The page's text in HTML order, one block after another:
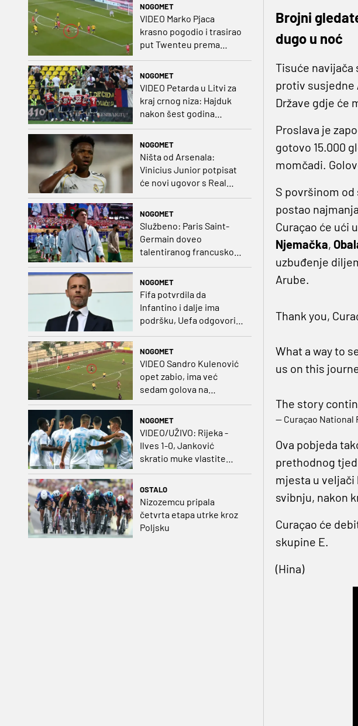
NOGOMET
VIDEO Marko Pjaca
krasno pogodio i trasirao
put Twenteu prema
NOGOMET
VIDEO Petarda u Litvi za
kraj crnog niza: Hajduk
nakon šest godina
pobijedio na europskom
NOGOMET
Ništa od Arsenala:
Vinicius Junior potpisat
će novi ugovor s Real
Madridom
NOGOMET
Službeno: Paris Saint-
Germain doveo
talentiranog francuskog
NOGOMET
Fifa potvrdila da
Infantino i dalje ima
podršku, Uefa odgovorila
NOGOMET
VIDEO Sandro Kulenović
opet zabio, ima već
sedam golova na
pripremama
NOGOMET
VIDEO/UŽIVO: Rijeka -
Ilves 1-0, Janković
skratio muke vlastite
OSTALO
Nizozemcu pripala
četvrta etapa utrke kroz
Poljsku
Brojni
dugo u noć
Tisuće
protiv susjedne
Države gdje će
Proslava je
gotovo 15.000
momčadi.
S površinom
postao
Curaçao će ući
Njemačka,
uzbuđenje
Arube.
Thank you,
What a way to
us on this
The story
— Curaçao National
Ova pobjeda
prethodnog
mjesta u veljači
svibnju, nakon
Curaçao će
skupine E.
(Hina)